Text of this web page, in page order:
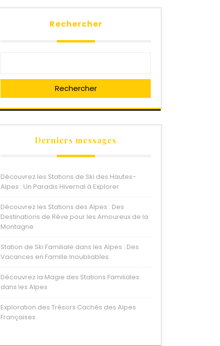
Rechercher
Rechercher
Derniers messages
Découvrez les Stations de Ski des Hautes-
Alpes : Un Paradis Hivernal à Explorer
Découvrez les Stations des Alpes : Des
Destinations de Rêve pour les Amoureux de la
Montagne
Station de Ski Familiale dans les Alpes : Des
Vacances en Famille Inoubliables
Découvrez la Magie des Stations Familiales
dans les Alpes
Exploration des Trésors Cachés des Alpes
Françaises